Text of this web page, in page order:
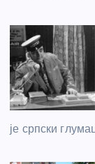
је српски